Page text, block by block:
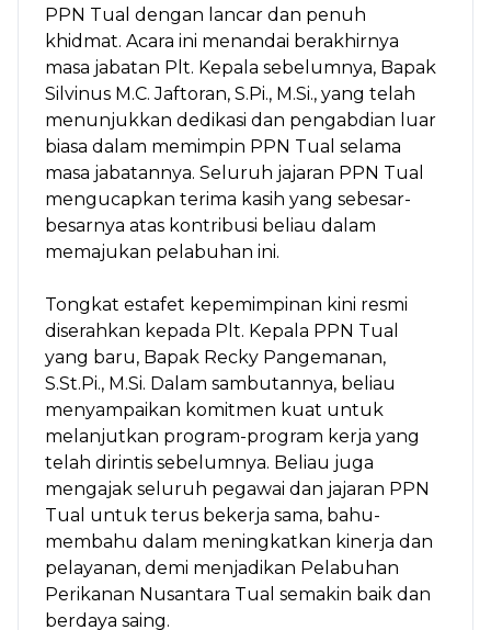
PPN Tual dengan lancar dan penuh
khidmat. Acara ini menandai berakhirnya
masa jabatan Plt. Kepala sebelumnya, Bapak
Silvinus M.C. Jaftoran, S.Pi., M.Si., yang telah
menunjukkan dedikasi dan pengabdian luar
biasa dalam memimpin PPN Tual selama
masa jabatannya. Seluruh jajaran PPN Tual
mengucapkan terima kasih yang sebesar-
besarnya atas kontribusi beliau dalam
memajukan pelabuhan ini.
Tongkat estafet kepemimpinan kini resmi
diserahkan kepada Plt. Kepala PPN Tual
yang baru, Bapak Recky Pangemanan,
S.St.Pi., M.Si. Dalam sambutannya, beliau
menyampaikan komitmen kuat untuk
melanjutkan program-program kerja yang
telah dirintis sebelumnya. Beliau juga
mengajak seluruh pegawai dan jajaran PPN
Tual untuk terus bekerja sama, bahu-
membahu dalam meningkatkan kinerja dan
pelayanan, demi menjadikan Pelabuhan
Perikanan Nusantara Tual semakin baik dan
berdaya saing.